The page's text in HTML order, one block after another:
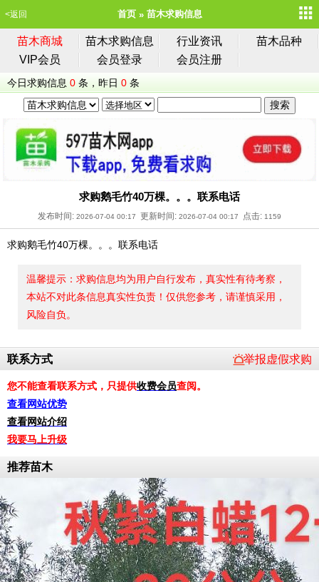
<返回 首页 苗木求购信息
苗木商城 苗木求购信息 行业资讯
苗木品种
VIP会员
会员登录 会员注册
今日求购信息 0 条，昨日 0 条
求购鹅毛竹40万棵。。。联系电话
发布时间: 2026-07-04 00:17 更新时间: 2026-07-04 00:17 点击: 1159
求购鹅毛竹40万棵。。。联系电话
温馨提示：求购信息均为用户自行发布，真实性有待考察，
本站不对此条信息真实性负责！仅供您参考，请谨慎采用，
风险自负。
举报虚假求购
联系方式
您不能查看联系方式，只提供收费会员查阅。
查看网站优势
查看网站介绍
我要马上升级
推荐苗木